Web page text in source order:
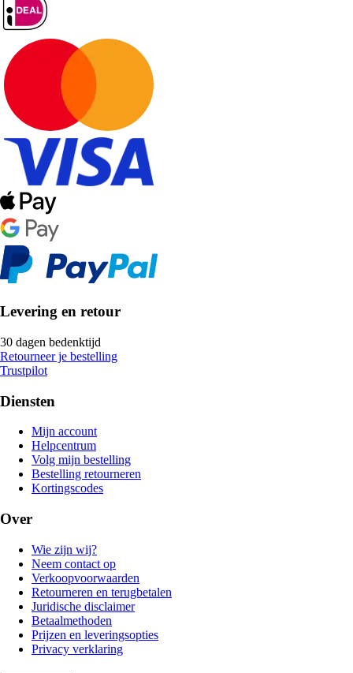
Levering en retour
30 dagen bedenktijd
Retourneer je bestelling
Trustpilot
Diensten
Mijn account
Helpcentrum
Volg mijn bestelling
Bestelling retourneren
Kortingscodes
Over
Wie zijn wij?
Neem contact op
Verkoopvoorwaarden
Retourneren en terugbetalen
Juridische disclaimer
Betaalmethoden
Prijzen en leveringsopties
Privacy verklaring